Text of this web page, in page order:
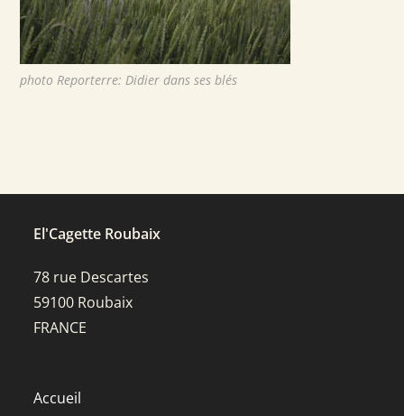
photo Reporterre: Didier dans ses blés
El'Cagette Roubaix
78 rue Descartes
59100 Roubaix
FRANCE
Accueil